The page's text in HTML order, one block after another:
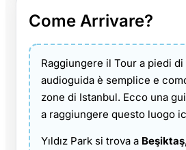
Come Arrivare?
Raggiungere il Tour a piedi
audioguida è semplice e
zone di Istanbul. Ecco una
a raggiungere questo luogo
Yıldız Park si trova a